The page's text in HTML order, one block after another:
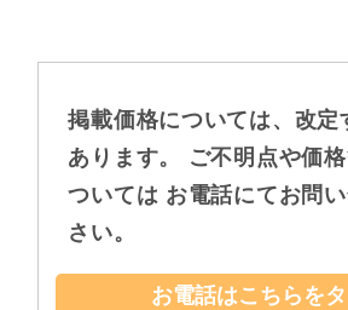
掲載価格については、改定
あります。
ご不明点や価
ついては お電話にてお問
さい。
お電話はこちらを